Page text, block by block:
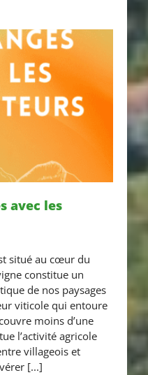
avec les
❗
avec les
situé au cœur du
constitue un
de nos paysages
viticole qui entoure
moins d’une
l’activité agricole
villageois et
[...]